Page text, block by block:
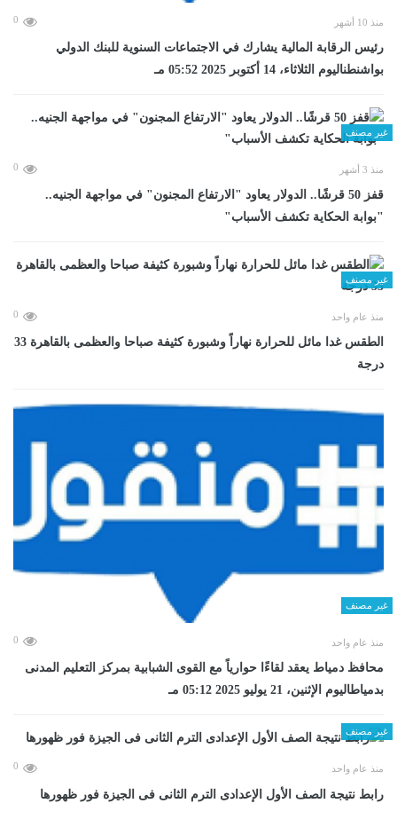
منذ 10 أشهر 0
رئيس الرقابة المالية يشارك في الاجتماعات السنوية للبنك الدولي
بواشنطناليوم الثلاثاء، 14 أكتوبر 2025 05:52 مـ
غير مصنف
منذ 3 أشهر 0
قفز 50 قرشًا.. الدولار يعاود "الارتفاع المجنون" في مواجهة الجنيه..
"بوابة الحكاية تكشف الأسباب"
غير مصنف
منذ عام واحد 0
الطقس غدا مائل للحرارة نهاراً وشبورة كثيفة صباحا والعظمى بالقاهرة 33
درجة
غير مصنف
منذ عام واحد 0
محافظ دمياط يعقد لقاءًا حوارياً مع القوى الشبابية بمركز التعليم المدنى
بدمياطاليوم الإثنين، 21 يوليو 2025 05:12 مـ
غير مصنف
منذ عام واحد 0
رابط نتيجة الصف الأول الإعدادى الترم الثانى فى الجيزة فور ظهورها